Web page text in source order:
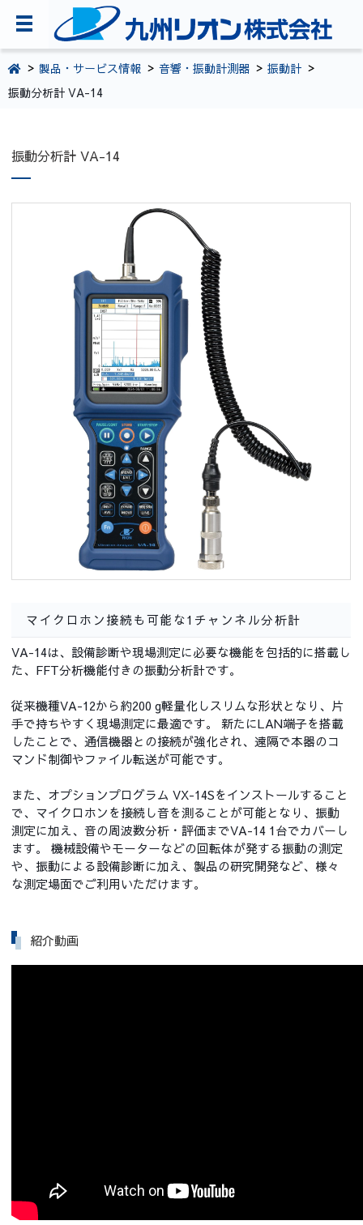
TOPページ
会社案内
製品・サービス情報
092-281-5361
製品・サービス情報 音響・振動計測器
振動計
振動分析計 VA-14
振動分析計 VA-14
マイクロホン接続も可能な1チャンネル分析計
VA-14は、設備診断や現場測定に必要な機能を包括的に搭載し
た、FFT分析機能付きの振動分析計です。
従来機種VA-12から約200 g軽量化しスリムな形状となり、片
手で持ちやすく現場測定に最適です。 新たにLAN端子を搭載
したことで、通信機器との接続が強化され、遠隔で本器のコ
マンド制御やファイル転送が可能です。
また、オプションプログラム VX-14Sをインストールすること
で、マイクロホンを接続し音を測ることが可能となり、振動
測定に加え、音の周波数分析・評価までVA-14 1台でカバーし
ます。 機械設備やモーターなどの回転体が発する振動の測定
や、振動による設備診断に加え、製品の研究開発など、様々
な測定場面でご利用いただけます。
紹介動画